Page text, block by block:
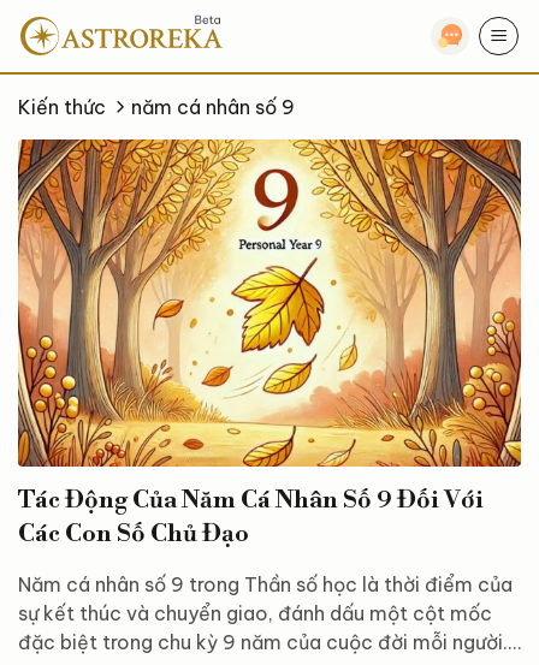
qua
nội
dungKiến thức năm cá nhân số 9
Tác Động Của Năm Cá Nhân Số 9 Đối Với
Các Con Số Chủ Đạo
Năm cá nhân số 9 trong Thần số học là thời điểm của
sự kết thúc và chuyển giao, đánh dấu một cột mốc
đặc biệt trong chu kỳ 9 năm của cuộc đời mỗi người.